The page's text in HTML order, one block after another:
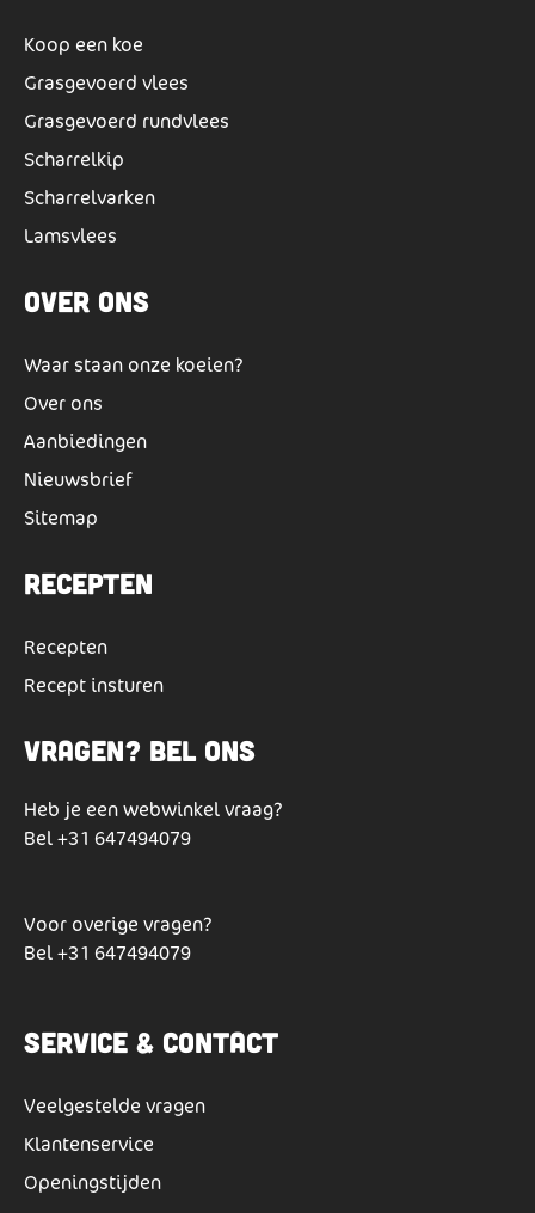
Koop een koe
Grasgevoerd vlees
Grasgevoerd rundvlees
Scharrelkip
Scharrelvarken
Lamsvlees
Over ons
Waar staan onze koeien?
Over ons
Aanbiedingen
Nieuwsbrief
Sitemap
Recepten
Recepten
Recept insturen
Vragen? Bel ons
Heb je een webwinkel vraag?
Bel+31 647494079
Voor overige vragen?
Bel+31 647494079
Service & Contact
Veelgestelde vragen
Klantenservice
Openingstijden